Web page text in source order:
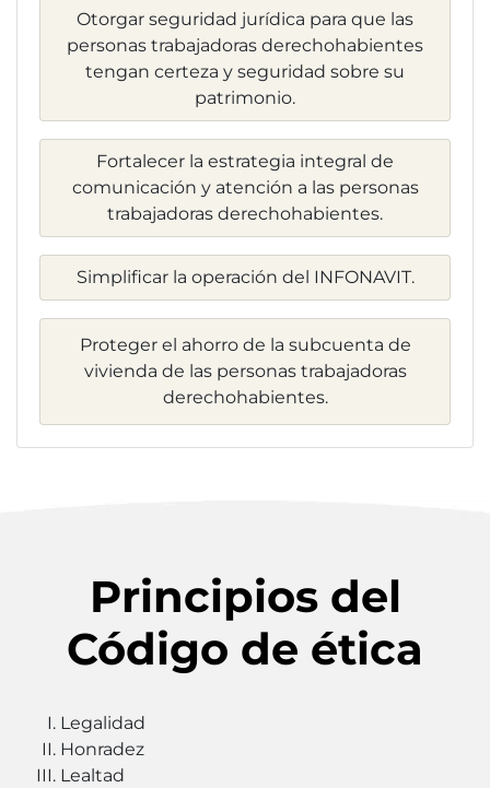
Otorgar seguridad jurídica para que las
personas trabajadoras derechohabientes
tengan certeza y seguridad sobre su
patrimonio.
Fortalecer la estrategia integral de
comunicación y atención a las personas
trabajadoras derechohabientes.
Simplificar la operación del INFONAVIT.
Proteger el ahorro de la subcuenta de
vivienda de las personas trabajadoras
derechohabientes.
Principios del
Código de ética
Legalidad
Honradez
Lealtad